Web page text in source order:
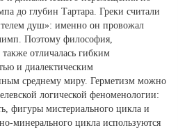
до глубин Тартара. Греки считали
душ»: именно он провожал
Поэтому философия,
также отличалась гибким
и диалектическим
среднему миру. Герметизм можно
логической феноменологии:
фигуры мистериального цикла и
минерального цикла используются